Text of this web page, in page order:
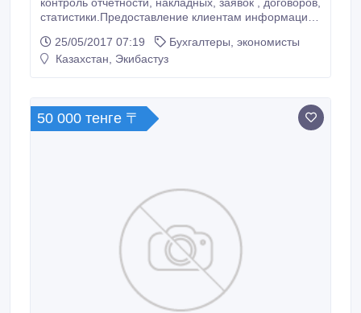
статистики.Предоставление клиентам информации.
25/05/2017 07:19
Бухгалтеры, экономисты
Казахстан, Экибастуз
50 000 тенге 〒